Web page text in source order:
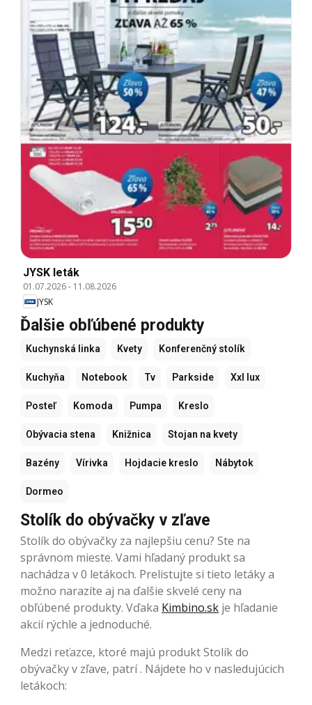
JYSK leták
01.07.2026- 11.08.2026
JYSK
Ďalšie obľúbené produkty
Kuchynská linka Kvety Konferenčný stolík
Kuchyňa Notebook Tv Parkside Xxl lux
Posteľ Komoda Pumpa Kreslo
Obývacia stena Knižnica Stojan na kvety
Bazény Vírivka Hojdacie kreslo Nábytok
Dormeo
Stolík do obývačky v zľave
Stolík do obývačky za najlepšiu cenu? Ste na
správnom mieste. Vami hľadaný produkt sa
nachádza v 0 letákoch. Prelistujte si tieto letáky a
možno narazíte aj na ďalšie skvelé ceny na
obľúbené produkty. Vďaka Kimbino.sk je hľadanie
akcií rýchle a jednoduché.
Medzi reťazce, ktoré majú produkt Stolík do
obývačky v zľave, patrí . Nájdete ho v nasledujúcich
letákoch: